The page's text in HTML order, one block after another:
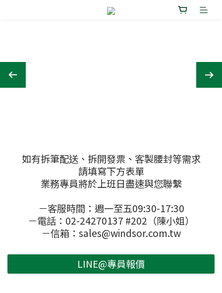
如有拆筆配送、拆開發票、客製腰封等需求
請填寫下方表單
業務專員將於上班日盡速與您聯繫
－客服時間：週一至五09:30-17:30
－電話：02-24270137 #202（陳小姐）
－信箱：sales@windsor.com.tw
LINE@專員報價